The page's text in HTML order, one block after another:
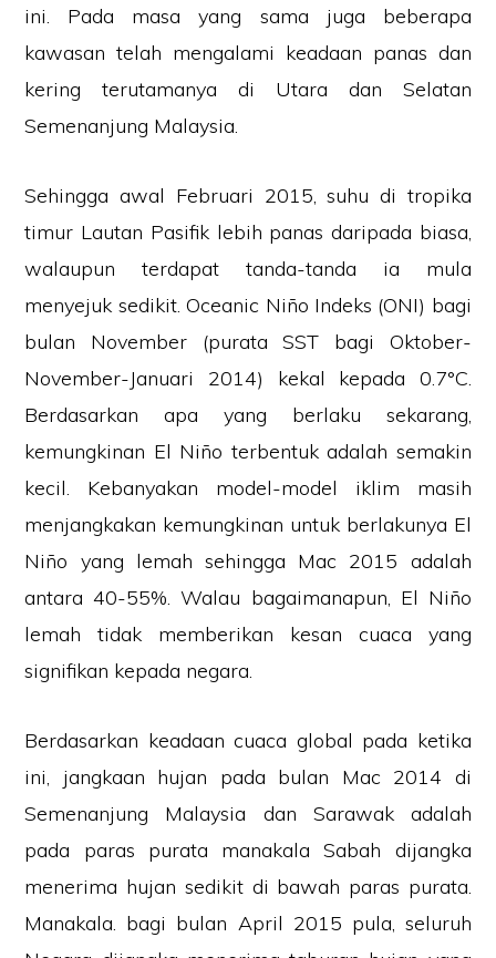
ini. Pada masa yang sama juga beberapa
kawasan telah mengalami keadaan panas dan
kering terutamanya di Utara dan Selatan
Semenanjung Malaysia.
Sehingga awal Februari 2015, suhu di tropika
timur Lautan Pasifik lebih panas daripada biasa,
walaupun terdapat tanda-tanda ia mula
menyejuk sedikit. Oceanic Niño Indeks (ONI) bagi
bulan November (purata SST bagi Oktober-
November-Januari 2014) kekal kepada 0.7°C.
Berdasarkan apa yang berlaku sekarang,
kemungkinan El Niño terbentuk adalah semakin
kecil. Kebanyakan model-model iklim masih
menjangkakan kemungkinan untuk berlakunya El
Niño yang lemah sehingga Mac 2015 adalah
antara 40-55%. Walau bagaimanapun, El Niño
lemah tidak memberikan kesan cuaca yang
signifikan kepada negara.
Berdasarkan keadaan cuaca global pada ketika
ini, jangkaan hujan pada bulan Mac 2014 di
Semenanjung Malaysia dan Sarawak adalah
pada paras purata manakala Sabah dijangka
menerima hujan sedikit di bawah paras purata.
Manakala. bagi bulan April 2015 pula, seluruh